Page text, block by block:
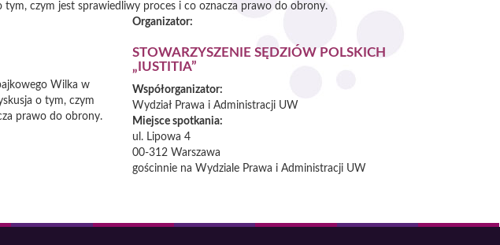
czym jest sprawiedliwy proces i co oznacza prawo do obrony.
Wilka w
o tym, czym
prawo do obrony.
Organizator:
STOWARZYSZENIE SĘDZIÓW POLSKICH
„IUSTITIA”
Współorganizator:
Wydział Prawa i Administracji UW
Miejsce spotkania:
ul. Lipowa 4
00-312 Warszawa
gościnnie na Wydziale Prawa i Administracji UW